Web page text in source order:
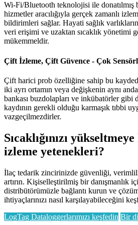
Wi-Fi/Bluetooth teknolojisi ile donatılmış
hizmetler aracılığıyla gerçek zamanlı
bildirimleri sağlar. Hayati sağlık
veri erişimi ve uzaktan sıcaklık yönetimi
mükemmeldir.
Çift İzleme, Çift Güvence - Çok
Çift harici prob özelliğine sahip bu
iki ayrı ortamın veya değişkenin aynı
bankası buzdolapları ve inkübatörler gibi
kaydının gerekli olduğu karmaşık tıbbi
vazgeçilmezdirler.
Sıcaklığınızı
izleme yetenekleri?
İlaç tedarik zincirinizde güvenliği,
artırın. Kişiselleştirilmiş bir danışmanlık
distribütörümüzle bağlantı kurun ve
ihtiyaçlarınızı nasıl karşılayabileceğini
LogTag Dataloggerlarımızı keşfedin Bir